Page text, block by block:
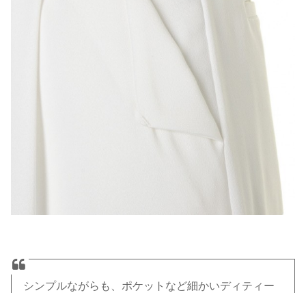
シンプルながらも、ポケットなど細かいディティー